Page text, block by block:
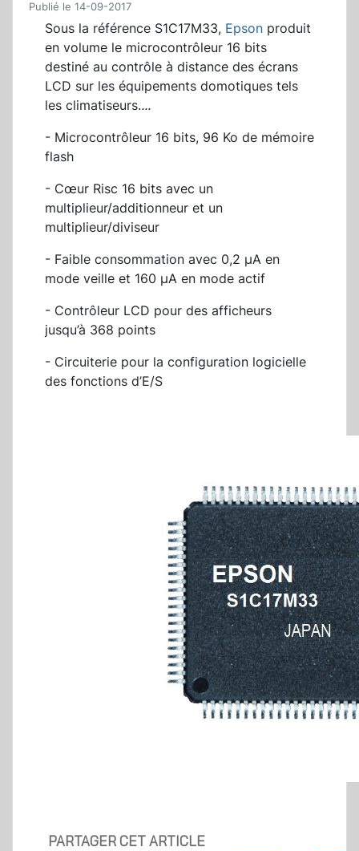
Publié le 14-09-2017
Sous la référence S1C17M33, Epson produit
en volume le microcontrôleur 16 bits
destiné au contrôle à distance des écrans
LCD sur les équipements domotiques tels
les climatiseurs....
- Microcontrôleur 16 bits, 96 Ko de mémoire
flash
- Cœur Risc 16 bits avec un
multiplieur/additionneur et un
multiplieur/diviseur
- Faible consommation avec 0,2 µA en
mode veille et 160 µA en mode actif
- Contrôleur LCD pour des afficheurs
jusqu’à 368 points
- Circuiterie pour la configuration logicielle
des fonctions d’E/S
PARTAGER CET ARTICLE